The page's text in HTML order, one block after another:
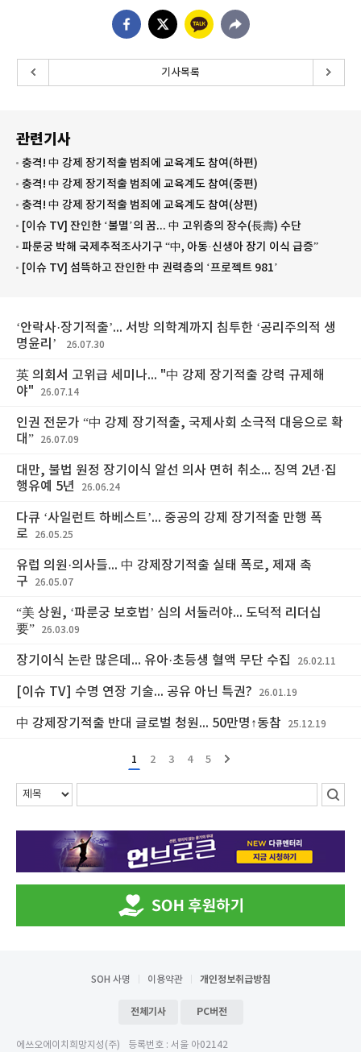
기사목록
관련기사
충격! 中 강제 장기적출 범죄에 교육계도 참여(하편)
충격! 中 강제 장기적출 범죄에 교육계도 참여(중편)
충격! 中 강제 장기적출 범죄에 교육계도 참여(상편)
[이슈 TV] 잔인한 ‘불멸’의 꿈... 中 고위층의 장수(長壽) 수단
파룬궁 박해 국제추적조사기구 “中, 아동·신생아 장기 이식 급증”
[이슈 TV] 섬뜩하고 잔인한 中 권력층의 ‘프로젝트 981’
‘안락사·장기적출’... 서방 의학계까지 침투한 ‘공리주의적 생
명윤리’
26.07.30
英 의회서 고위급 세미나... "中 강제 장기적출 강력 규제해
야"
26.07.14
인권 전문가 “中 강제 장기적출, 국제사회 소극적 대응으로 확
대”
26.07.09
대만, 불법 원정 장기이식 알선 의사 면허 취소... 징역 2년·집
행유예 5년
26.06.24
다큐 ‘사일런트 하베스트’... 중공의 강제 장기적출 만행 폭
로
26.05.25
유럽 의원·의사들... 中 강제장기적출 실태 폭로, 제재 촉
구
26.05.07
“美 상원, ‘파룬궁 보호법’ 심의 서둘러야... 도덕적 리더십
要”
26.03.09
장기이식 논란 많은데... 유아·초등생 혈액 무단 수집 26.02.11
[이슈 TV] 수명 연장 기술... 공유 아닌 특권? 26.01.19
中 강제장기적출 반대 글로벌 청원... 50만명↑동참 25.12.19
1 2 3 4 5
SOH 사명 이용약관 개인정보취급방침
전체기사 PC버전
에쓰오에이치희망지성(주) 등록번호 : 서울 아02142